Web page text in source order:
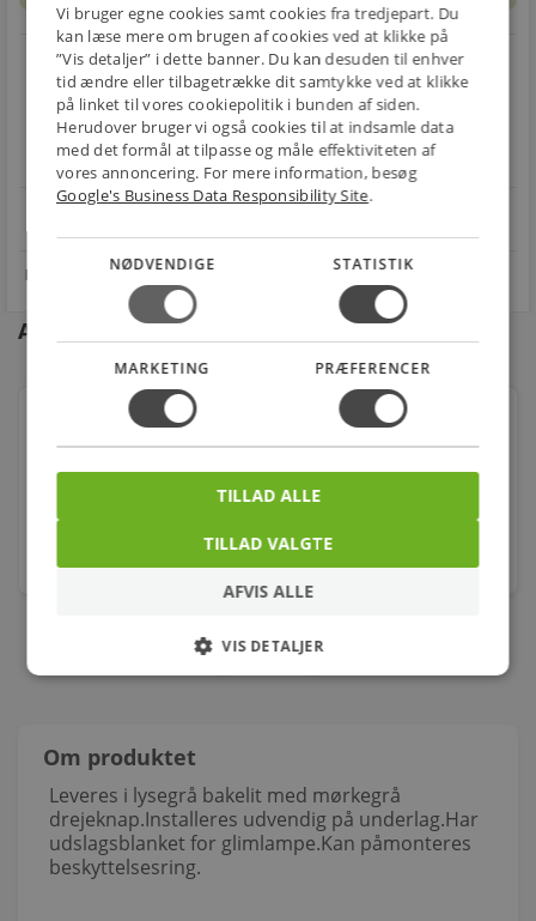
E-MÆRKET
Handle trygt hos
os
local_shipping
BILLIG
FRAGT
Fra 49,00 kr.
restart_alt
30 DAGES
RETUR
Nem returnering
Andre kunder købte også
Lk Dreje Stikkontakt U/afbryder Ip44 Lysegrå
Varenr.: 1017034440
stk.
Om produktet
Leveres i lysegrå bakelit med mørkegrå
drejeknap.Installeres udvendig på underlag.Har
udslagsblanket for glimlampe.Kan påmonteres
beskyttelsesring.
Vi bruger egne cookies samt cookies fra tredjepart. Du
kan læse mere om brugen af cookies ved at klikke på
”Vis detaljer” i dette banner. Du kan desuden til enhver
tid ændre eller tilbagetrække dit samtykke ved at klikke
på linket til vores cookiepolitik i bunden af siden.
Herudover bruger vi også cookies til at indsamle data
med det formål at tilpasse og måle effektiviteten af
vores annoncering. For mere information, besøg
Google's Business Data Responsibility Site.
NØDVENDIGE STATISTIK
MARKETING PRÆFERENCER
TILLAD VALGTE
TILLAD ALLE
AFVIS ALLE
VIS DETALJER